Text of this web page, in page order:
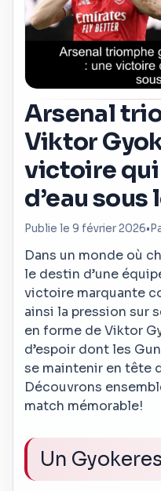
Arsenal
Viktor
victoire
d’eau
Publie le 9 février 2026•
Dans un monde où
le destin d’une
victoire marquante
ainsi la pression sur
en forme de Viktor
d’espoir dont les
se maintenir en tête
Découvrons
match mémorable!
Un